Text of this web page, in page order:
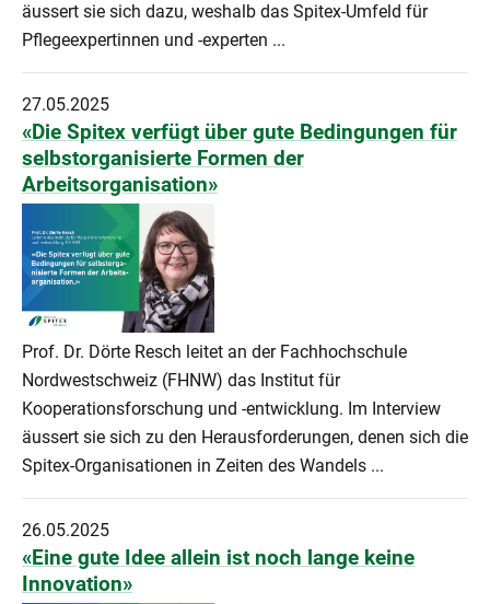
äussert sie sich dazu, weshalb das Spitex-Umfeld für
Pflegeexpertinnen und -experten ...
27.05.2025
«Die Spitex verfügt über gute Bedingungen für
selbstorganisierte Formen der
Arbeitsorganisation»
Prof. Dr. Dörte Resch leitet an der Fachhochschule
Nordwestschweiz (FHNW) das Institut für
Kooperationsforschung und -entwicklung. Im Interview
äussert sie sich zu den Herausforderungen, denen sich die
Spitex-Organisationen in Zeiten des Wandels ...
26.05.2025
«Eine gute Idee allein ist noch lange keine
Innovation»